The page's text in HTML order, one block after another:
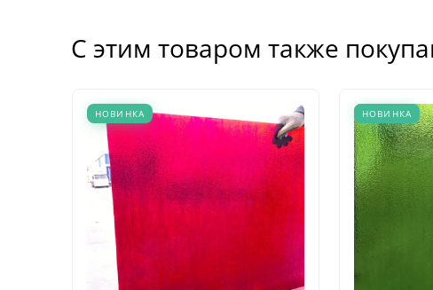
С этим товаром также
НОВИНКА НОВИНКА